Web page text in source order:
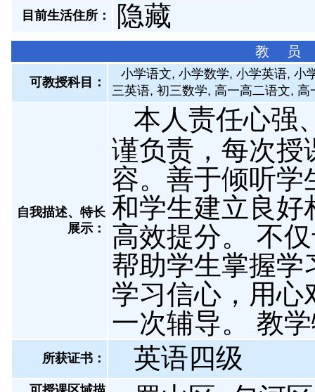
目前生活住所： 隐藏
教 员
可教授科目：
小学语文, 小学数学, 小学英语, 小
三英语, 初三数学, 高一高二语文,
自我描述、特长
展示 ：
本人责任心强
谨负责，每次授
容。善于倾听学
和学生建立良好
高效提分。 不
帮助学生掌握学
学习信心，用心
一次辅导。 教
所获证书 ： 英语四级